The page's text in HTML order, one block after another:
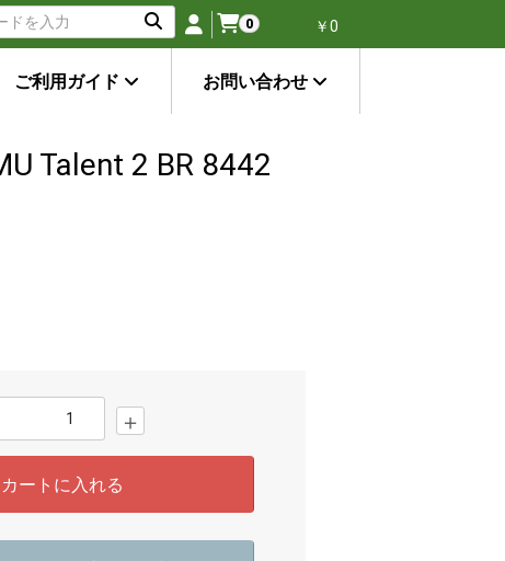
0 ￥0
ご利用ガイド お問い合わせ
Talent 2 BR 8442
＋
カートに入れる